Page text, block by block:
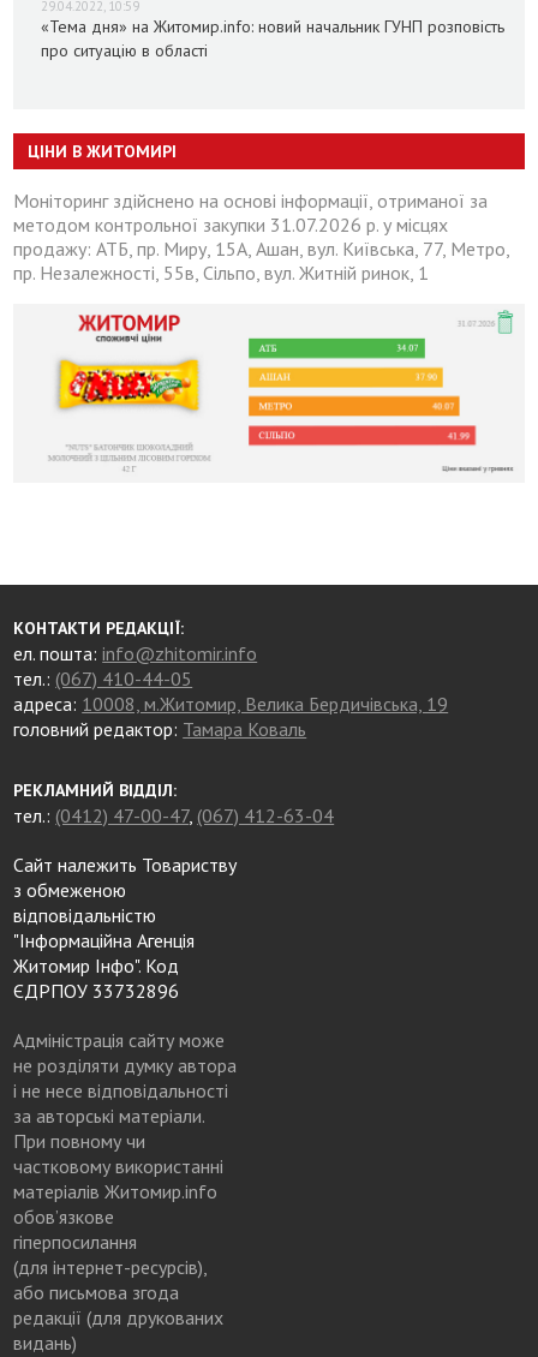
29.04.2022, 10:59
«Тема дня» на Житомир.info: новий начальник ГУНП розповість
про ситуацію в області
ЦІНИ В ЖИТОМИРІ
Моніторинг здійснено на основі інформації, отриманої за
методом контрольної закупки 31.07.2026 р. у місцях
продажу: АТБ, пр. Миру, 15А, Ашан, вул. Київська, 77, Метро,
пр. Незалежності, 55в, Сільпо, вул. Житній ринок, 1
КОНТАКТИ РЕДАКЦІЇ:
ел. пошта:info@zhitomir.info
тел.: (067) 410-44-05
адреса: 10008, м.Житомир, Велика Бердичівська, 19
головний редактор: Тамара Коваль
РЕКЛАМНИЙ ВІДДІЛ:
тел.: (0412) 47-00-47, (067) 412-63-04
Сайт належить Товариству
з обмеженою
відповідальністю
"Інформаційна Агенція
Житомир Інфо". Код
ЄДРПОУ 33732896
Адміністрація сайту може
не розділяти думку автора
і не несе відповідальності
за авторські матеріали.
При повному чи
частковому використанні
матеріалів Житомир.info
обов’язкове
гіперпосилання
(для інтернет-ресурсів),
або письмова згода
редакції (для друкованих
видань)